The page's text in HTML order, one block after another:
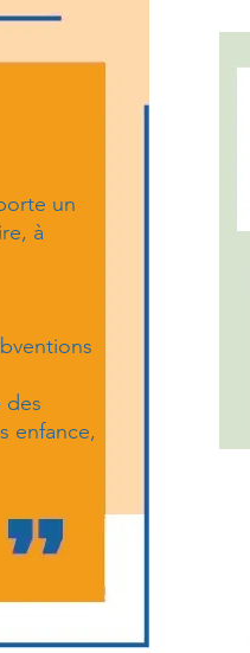
un
à
des
enfance,